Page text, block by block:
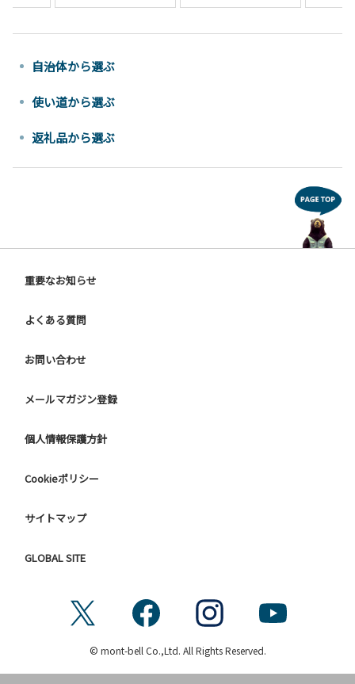
自治体から選ぶ
使い道から選ぶ
返礼品から選ぶ
重要なお知らせ
よくある質問
お問い合わせ
メールマガジン登録
個人情報保護方針
Cookieポリシー
サイトマップ
GLOBAL SITE
© mont-bell Co.,Ltd. All Rights Reserved.